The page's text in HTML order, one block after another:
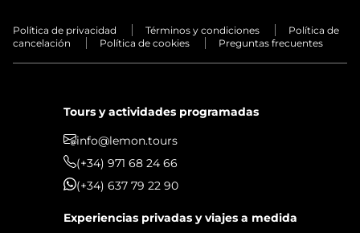
Política de privacidad Términos y condiciones
Política de
cancelación
Política de cookies Preguntas frecuentes
Tours y actividades programadas
info@lemon.tours
(+34) 971 68 24 66
(+34) 637 79 22 90
Experiencias privadas y viajes a medida